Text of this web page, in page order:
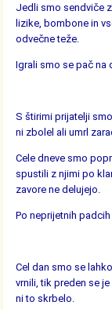
Jedli smo sendviče
lizike, bombone in
odvečne teže.
Igrali smo se pač na
S štirimi prijatelji
ni zbolel ali umrl
Cele dneve smo
spustili z njimi po
zavore ne delujejo.
Po neprijetnih
Cel dan smo se
vrnili, tik preden se
ni to skrbelo.